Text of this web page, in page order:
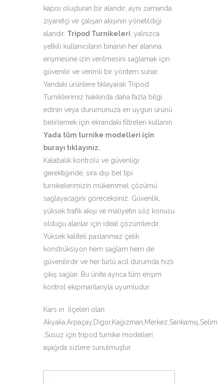
kapısı oluşturan bir alandır; aynı zamanda
ziyaretçi ve çalışan akışının yönetildiği
alandır. Tripod Turnikeleri yalnızca
yetkili kullanıcıların binanın her alanına
erişmesine izin verilmesini sağlamak için
güvenilir ve verimli bir yöntem sunar.
Yandaki ürünlere tıklayarak Tripod
Turniklerimiz hakkında daha fazla bilgi
edinin veya durumunuza en uygun ürünü
belirlemek için ekrandaki filtreleri kullanın.
Yada tüm turnike modelleri için
burayı tıklayınız.
Kalabalık kontrolü ve güvenliği
gerektiğinde, sıra dışı bel tipi
turnikelerimizin mükemmel çözümü
sağlayacağını göreceksiniz. Güvenlik,
yüksek trafik akışı ve maliyetin söz konusu
olduğu alanlar için ideal çözümlerdir.
Yüksek kaliteli paslanmaz çelik
konstrüksiyon hem sağlam hem de
güvenilirdir ve her türlü acil durumda hızlı
çıkış sağlar. Bu ünite ayrıca tüm erişim
kontrol ekipmanlarıyla uyumludur.
Kars ın ilçeleri olan
Akyaka,Arpaçay,Digor,Kağızman,Merkez,Sarıkamış,Selim
,Susuz için tripod turnike modelleri
aşağıda sizlere sunulmuştur.